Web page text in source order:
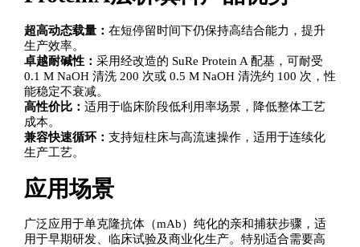
超高动态载量： 在短停留时间下仍保持高结合能力，提升
生产效率。
卓越耐碱性： 采用经改造的 SuRe Protein A 配基，可耐受
0.1 M NaOH 清洗 200 次或 0.5 M NaOH 清洗约 100 次，性
能稳定不衰减。
高性价比： 适用于临床阶段低利用率场景，降低整体工艺
成本。
兼容快速循环： 支持短柱床与高流速操作，适用于连续化
生产工艺。
应用场景
广泛应用于单克隆抗体（mAb）纯化的亲和捕获步骤，适
用于早期研发、临床试验及商业化生产。特别适合需要高